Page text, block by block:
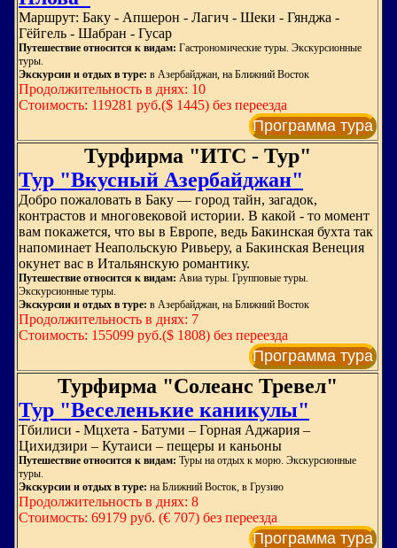
Маршрут: Баку - Апшерон - Лагич - Шеки - Гянджа -
Гёйгель - Шабран - Гусар
Путешествие относится к видам: Гастрономические туры. Экскурсионные
туры.
Экскурсии и отдых в туре: в Азербайджан, на Ближний Восток
Продолжительность в днях: 10
Стоимость: 119281 руб.($ 1445) без переезда
Программа тура
Турфирма "ИТС - Тур"
Тур "Вкусный Азербайджан"
Добро пожаловать в Баку — город тайн, загадок,
контрастов и многовековой истории. В какой - то момент
вам покажется, что вы в Европе, ведь Бакинская бухта так
напоминает Неапольскую Ривьеру, а Бакинская Венеция
окунет вас в Итальянскую романтику.
Путешествие относится к видам: Авиа туры. Групповые туры.
Экскурсионные туры.
Экскурсии и отдых в туре: в Азербайджан, на Ближний Восток
Продолжительность в днях: 7
Стоимость: 155099 руб.($ 1808) без переезда
Программа тура
Турфирма "Солеанс Тревел"
Тур "Веселенькие каникулы"
Тбилиси - Мцхета - Батуми – Горная Аджария –
Цихидзири – Кутаиси – пещеры и каньоны
Путешествие относится к видам: Туры на отдых к морю. Экскурсионные
туры.
Экскурсии и отдых в туре: на Ближний Восток, в Грузию
Продолжительность в днях: 8
Стоимость: 69179 руб. (€ 707) без переезда
Программа тура